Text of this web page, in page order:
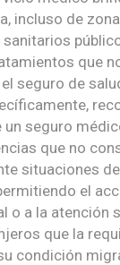
incluso de
que
seguro de
seguro
que no
situaciones
el
o a la atención
que la
condición